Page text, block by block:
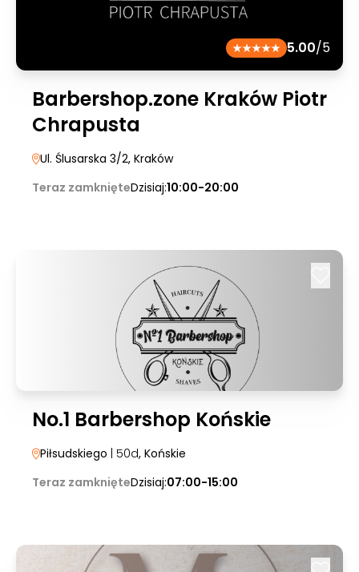
5.00/5
Barbershop.zone Kraków Piotr
Chrapusta
Ul. Ślusarska 3/2, Kraków
Teraz zamknięteDzisiaj:10:00-20:00
No.1 Barbershop Końskie
Piłsudskiego | 50d, Końskie
Teraz zamknięteDzisiaj:07:00-15:00